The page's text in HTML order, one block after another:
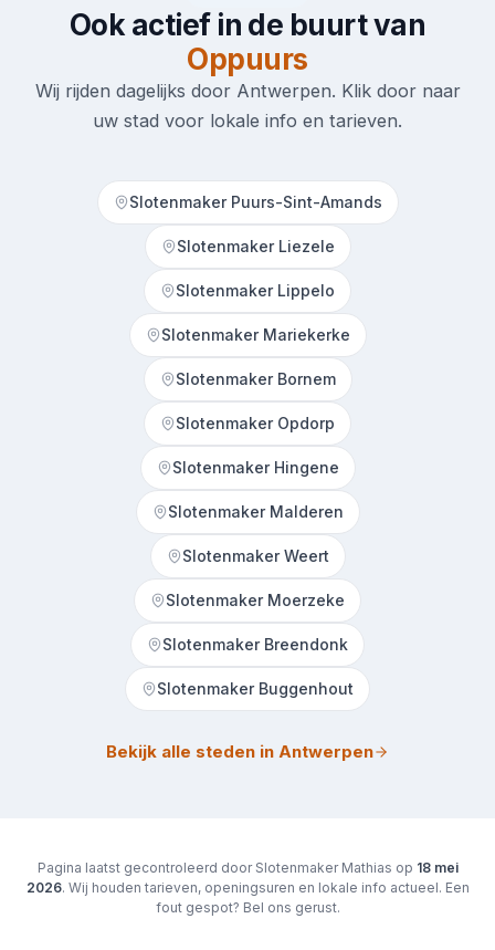
Ook actief in de buurt van
Oppuurs
Wij rijden dagelijks door Antwerpen. Klik door naar
uw stad voor lokale info en tarieven.
Slotenmaker Puurs-Sint-Amands
Slotenmaker Liezele
Slotenmaker Lippelo
Slotenmaker Mariekerke
Slotenmaker Bornem
Slotenmaker Opdorp
Slotenmaker Hingene
Slotenmaker Malderen
Slotenmaker Weert
Slotenmaker Moerzeke
Slotenmaker Breendonk
Slotenmaker Buggenhout
Bekijk alle steden in Antwerpen
Pagina laatst gecontroleerd door Slotenmaker Mathias op 18 mei
2026. Wij houden tarieven, openingsuren en lokale info actueel. Een
fout gespot? Bel ons gerust.